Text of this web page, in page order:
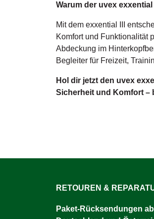
Warum der uvex exxential
Mit dem exxential III
Komfort und Funktionalität
Abdeckung im
Begleiter für Freizeit,
Hol dir jetzt den uvex
Sicherheit und Komfort –
RETOUREN &
Paket-Rücksendungen